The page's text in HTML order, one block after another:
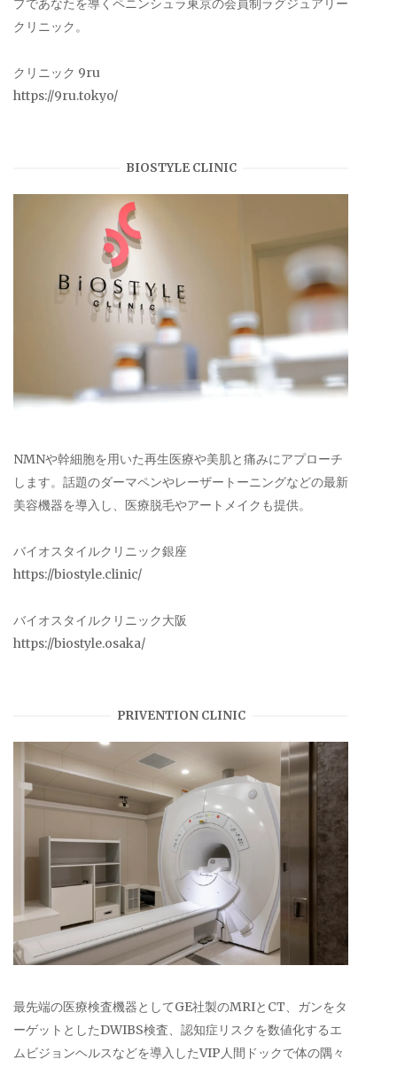
プであなたを導くペニンシュラ東京の会員制ラグジュアリー
クリニック。
クリニック 9ru
https://9ru.tokyo/
BIOSTYLE CLINIC
NMNや幹細胞を用いた再生医療や美肌と痛みにアプローチ
します。話題のダーマペンやレーザートーニングなどの最新
美容機器を導入し、医療脱毛やアートメイクも提供。
バイオスタイルクリニック銀座
https://biostyle.clinic/
バイオスタイルクリニック大阪
https://biostyle.osaka/
PRIVENTION CLINIC
最先端の医療検査機器としてGE社製のMRIとCT、ガンをタ
ーゲットとしたDWIBS検査、認知症リスクを数値化するエ
ムビジョンヘルスなどを導入したVIP人間ドックで体の隅々